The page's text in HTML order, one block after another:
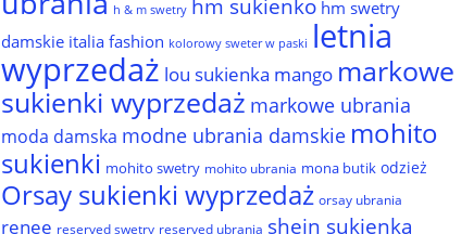
h & m swetry hm sukienko hm swetry
damskie italia fashion kolorowy sweter w paski letnia
wyprzedaż lou sukienka mango markowe
sukienki wyprzedaż markowe ubrania
moda damska modne ubrania damskie mohito
sukienki mohito swetry mohito ubrania mona butik odzież
Orsay sukienki wyprzedaż orsay ubrania
renee reserved swetry reserved ubrania shein sukienka